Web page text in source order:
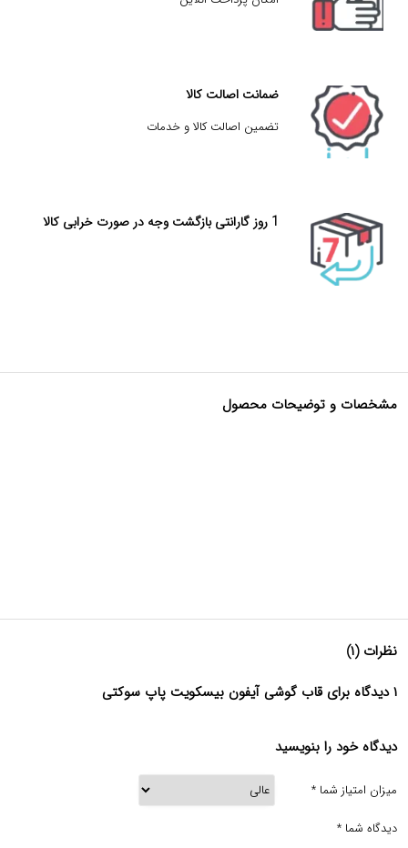
ضمانت اصالت کالا
تضمین اصالت کالا و خدمات
1 روز گارانتی بازگشت وجه در صورت خرابی کالا
مشخصات و توضیحات محصول
نظرات (۱)
۱ دیدگاه برای قاب گوشی آیفون بیسکویت پاپ سوکتی
دیدگاه خود را بنویسید
میزان امتیاز شما *
دیدگاه شما *